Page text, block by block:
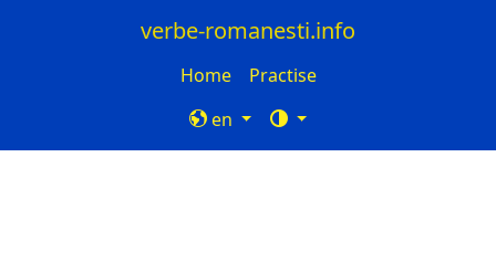
verbe-romanesti.info
Home
Practise
en